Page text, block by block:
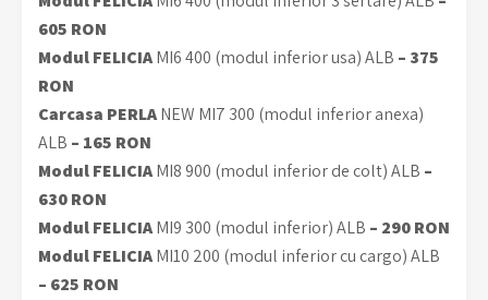
605 RON
Modul FELICIAMI6 400 (modul inferior usa) ALB – 375
RON
Carcasa PERLANEW MI7 300 (modul inferior anexa)
ALB – 165 RON
Modul FELICIAMI8 900 (modul inferior de colt) ALB –
630 RON
Modul FELICIAMI9 300 (modul inferior) ALB – 290 RON
Modul FELICIAMI10 200 (modul inferior cu cargo) ALB
– 625 RON